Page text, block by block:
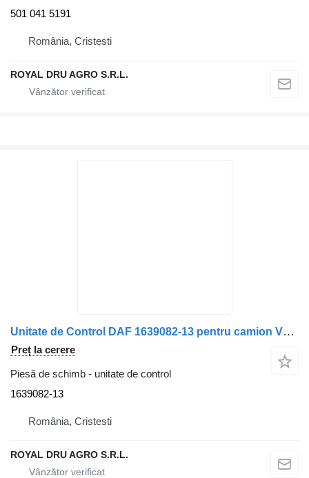
501 041 5191
România, Cristesti
ROYAL DRU AGRO S.R.L.
Unitate de Control DAF 1639082-13 pentru camion VDO VIC2
Preț la cerere
Piesă de schimb - unitate de control
1639082-13
România, Cristesti
ROYAL DRU AGRO S.R.L.